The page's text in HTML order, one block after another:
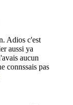
Adios c'est
aussi ya
aucun
connssais pas